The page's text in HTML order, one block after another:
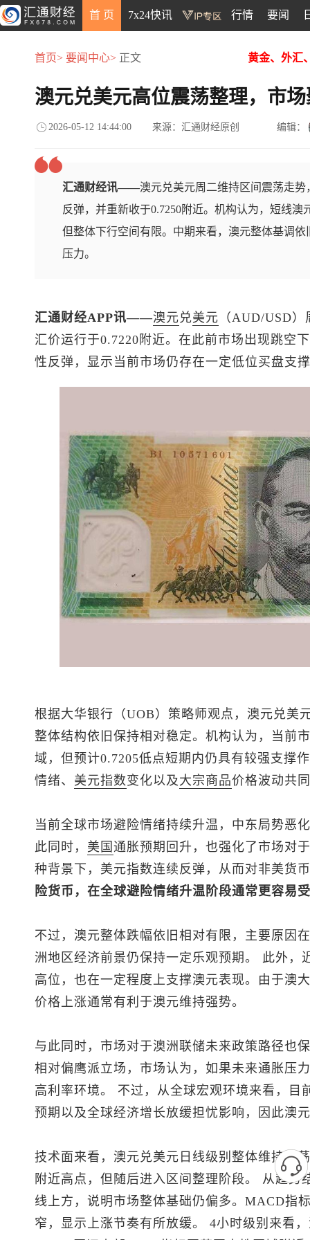
首 页 7x24快讯 行情 要闻
首页> 要闻中心> 正文 黄金、外汇
澳元兑美元高位震荡整理，市
2026-05-12 14:44:00 来源：汇通财经原创 编辑：
汇通财经讯——澳元兑美元周二维持区间震荡走
反弹，并重新收于0.7250附近。机构认为，短线澳
但整体下行空间有限。中期来看，澳元整体基调
压力。
汇通财经APP讯——澳元兑美元 （AUD/USD
汇价运行于0.7220附近。在此前市场出现跳空
性反弹，显示当前市场仍存在一定低位买盘支
根据大华银行（UOB）策略师观点， 澳元兑美
整体结构依旧保持相对稳定。机构认为，当前
域，但预计0.7205低点短期内仍具有较强支撑
情绪、 美元指数变化以及大宗商品价格波动共
当前全球市场避险情绪持续升温，中东局势恶
此同时， 美国 通胀预期回升，也强化了市场对于
种背景下， 美元指数连续反弹，从而对非美货
险货币，在全球避险情绪升温阶段通常更容易
不过，澳元整体跌幅依旧相对有限，主要原因
洲地区经济前景仍保持一定乐观预期。 此外，
高位，也在一定程度上支撑澳元表现。由于澳
价格上涨通常有利于澳元维持强势。
与此同时，市场对于澳洲联储未来政策路径也
相对偏鹰派立场，市场认为，如果未来通胀压
高利率环境。 不过，从全球宏观环境来看，目
预期以及全球经济增长放缓担忧影响，因此澳
技术面来看， 澳元兑美元 日线级别整体维持震
附近高点，但随后进入区间整理阶段。 从趋
线上方，说明市场整体基础仍偏多。MACD指
窄，显示上涨节奏有所放缓。 4小时级别来看，